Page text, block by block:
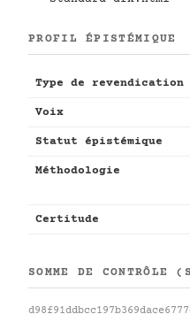
PROFIL ÉPISTÉMIQUE
Type de revendication
Voix
Statut épistémique
Méthodologie
Certitude
SOMME DE CONTRÔLE